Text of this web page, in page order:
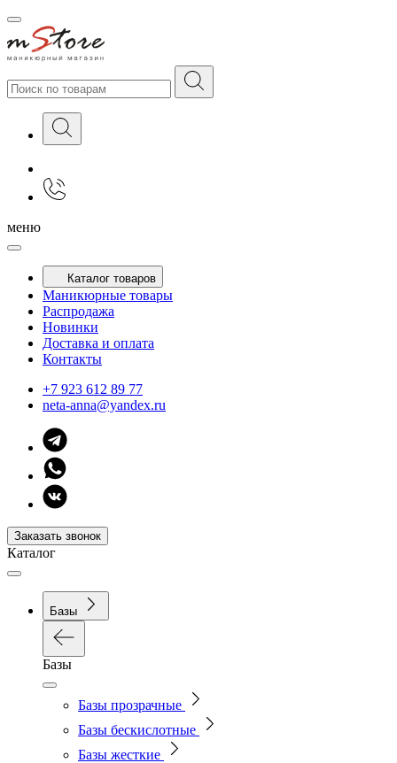
меню
Каталог товаров
Маникюрные товары
Распродажа
Новинки
Доставка и оплата
Контакты
+7 923 612 89 77
neta-anna@yandex.ru
Заказать звонок
Каталог
Базы
Базы
Базы прозрачные
Базы бескислотные
Базы жесткие